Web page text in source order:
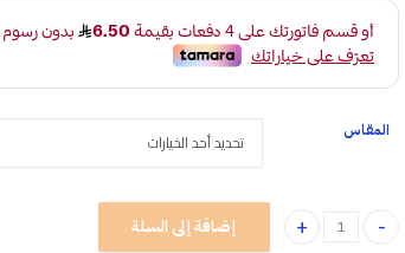
خلال
المقاس
مقبض شفط لاصلاح الإنبعاجات quantityإضافة إلى السلة